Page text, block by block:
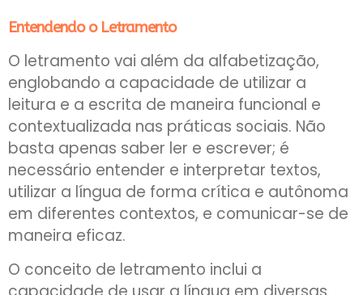
Entendendo o Letramento
O letramento vai além da alfabetização,
englobando a capacidade de utilizar a
leitura e a escrita de maneira funcional e
contextualizada nas práticas sociais. Não
basta apenas saber ler e escrever; é
necessário entender e interpretar textos,
utilizar a língua de forma crítica e autônoma
em diferentes contextos, e comunicar-se de
maneira eficaz.
O conceito de letramento inclui a